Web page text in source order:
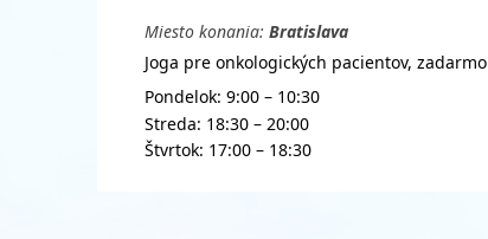
Miesto konania: Bratislava
Joga pre onkologických pacientov, zadarmo
Pondelok: 9:00 – 10:30
Streda: 18:30 – 20:00
Štvrtok: 17:00 – 18:30